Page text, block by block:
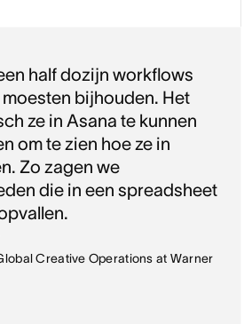
half dozijn workflows
bijhouden. Het
ze in Asana te kunnen
om te zien hoe ze in
Zo zagen we
die in een spreadsheet
Creative Operations at Warner